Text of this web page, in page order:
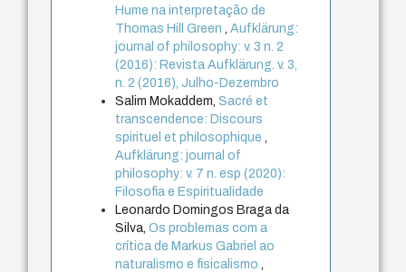
Hume na interpretação de
Thomas Hill Green
,Aufklärung:
journal of philosophy: v. 3 n. 2
(2016): Revista Aufklärung. v. 3,
n. 2 (2016), Julho-Dezembro
Salim Mokaddem,Sacré et
transcendence: Discours
spirituel et philosophique
Aufklärung: journal of
philosophy: v. 7 n. esp (2020):
Filosofia e Espiritualidade
Leonardo Domingos Braga da
Silva,Os problemas com a
crítica de Markus Gabriel ao
naturalismo e fisicalismo